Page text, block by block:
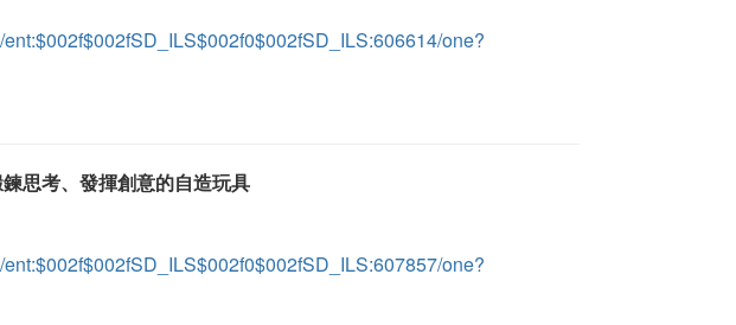
one?
思考、發揮創意的自造玩具
one?